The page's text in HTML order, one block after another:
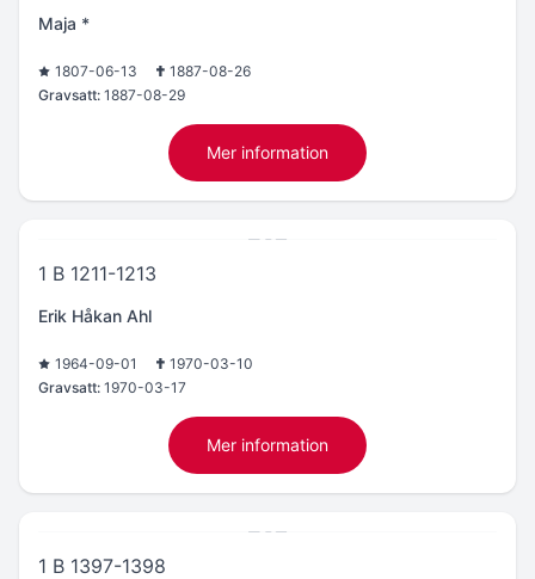
Maja *
1807-06-13
1887-08-26
Gravsatt: 1887-08-29
Mer information
1 B 1211-1213
Erik Håkan Ahl
1964-09-01
1970-03-10
Gravsatt: 1970-03-17
Mer information
1 B 1397-1398